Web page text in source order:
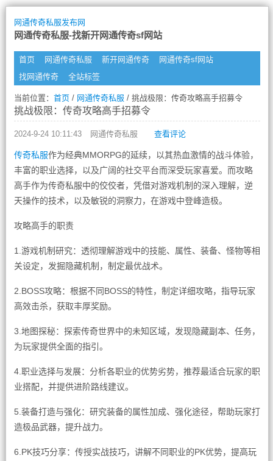
网通传奇私服发布网
网通传奇私服-找新开网通传奇sf网站
首页 网通传奇私服 新开网通传奇
网通传奇sf网站
找网通传奇
全站标签
当前位置： 首页/ 网通传奇私服 / 挑战极限：传奇攻略高手招募令
挑战极限：传奇攻略高手招募令
2024-9-24 10:11:43 网通传奇私服 查看评论
传奇私服作为经典MMORPG的延续，以其热血激情的战斗体验，
丰富的职业选择，以及广阔的社交平台而深受玩家喜爱。而攻略
高手作为传奇私服中的佼佼者，凭借对游戏机制的深入理解，逆
天操作的技术，以及敏锐的洞察力，在游戏中登峰造极。
攻略高手的职责
1.游戏机制研究：透彻理解游戏中的技能、属性、装备、怪物等相
关设定，发掘隐藏机制，制定最优战术。
2.BOSS攻略：根据不同BOSS的特性，制定详细攻略，指导玩家
高效击杀，获取丰厚奖励。
3.地图探秘：探索传奇世界中的未知区域，发现隐藏副本、任务，
为玩家提供全面的指引。
4.职业选择与发展：分析各职业的优势劣势，推荐最适合玩家的职
业搭配，并提供进阶路线建议。
5.装备打造与强化：研究装备的属性加成、强化途径，帮助玩家打
造极品武器，提升战力。
6.PK技巧分享：传授实战技巧，讲解不同职业的PK优势，提高玩